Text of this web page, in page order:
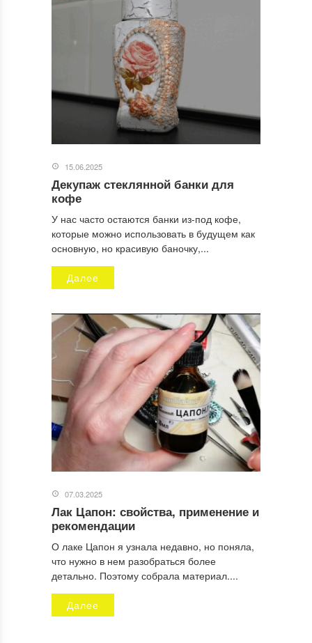
15.06.2025
Декупаж стеклянной банки для
кофе
У нас часто остаются банки из-под кофе,
которые можно использовать в будущем как
основную, но красивую баночку,...
Далее
07.03.2025
Лак Цапон: свойства, применение и
рекомендации
О лаке Цапон я узнала недавно, но поняла,
что нужно в нем разобраться более
детально. Поэтому собрала материал....
Далее